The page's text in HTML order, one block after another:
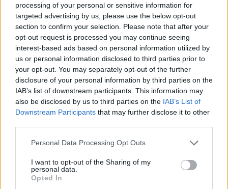
processing of your personal or sensitive information for
targeted advertising by us, please use the below opt-out
section to confirm your selection. Please note that after your
opt-out request is processed you may continue seeing
interest-based ads based on personal information utilized by
us or personal information disclosed to third parties prior to
your opt-out. You may separately opt-out of the further
disclosure of your personal information by third parties on the
IAB’s list of downstream participants. This information may
also be disclosed by us to third parties on the IAB’s List of
Downstream Participants that may further disclose it to other
Please note that this website/app uses one or more Google
not limited to your visit or usage behaviour. You may click to
grant or deny consent to Google and its third-party tags to
use your data for below specified purposes in below Google
Personal Data Processing Opt Outs
I want to opt-out of the Sharing of my
personal data.
Opted In